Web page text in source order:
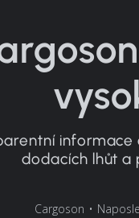
informace
dodacích lhůt a
Cargoson •